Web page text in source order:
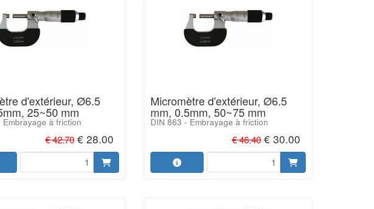
d'extérieur, Ø6.5
25~50 mm
Embrayage à friction
€ 42.70 € 28.00
Micromètre d'extérieur, Ø6.5
mm, 0.5mm, 50~75 mm
DIN 863 - Embrayage à friction
€ 46.40 € 30.00